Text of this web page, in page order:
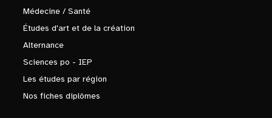
Médecine / Santé
Études d'art et de la création
Alternance
Sciences po - IEP
Les études par région
Nos fiches diplômes